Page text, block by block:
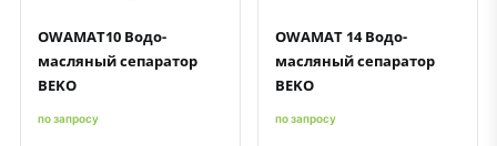
OWAMAT10 Водо-
масляный сепаратор
BEKO
по запросу
OWAMAT 14 Водо-
масляный сепаратор
BEKO
по запросу